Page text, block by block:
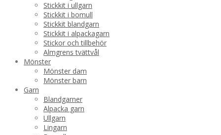
Stickkit i ullgarn
Stickkit i bomull
Stickkit blandgarn
Stickkit i alpackagarn
Stickor och tillbehör
Almgrens tvättvål
Mönster
Mönster dam
Mönster barn
Garn
Blandgarner
Alpacka garn
Ullgarn
Lingarn